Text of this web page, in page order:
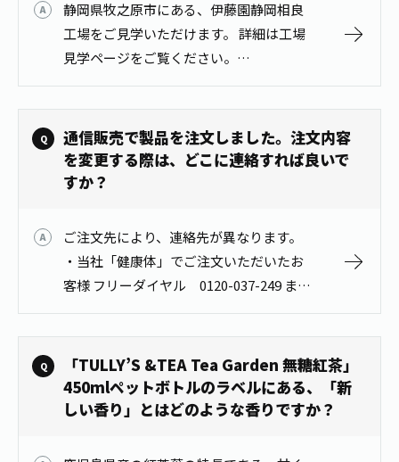
静岡県牧之原市にある、伊藤園静岡相良
工場をご見学いただけます。 詳細は工場
見学ページをご覧ください。
https://www.itoen.jp/factorytour/
通信販売で製品を注文しました。注文内容
を変更する際は、どこに連絡すれば良いで
すか？
ご注文先により、連絡先が異なります。
・当社「健康体」でご注文いただいたお
客様 フリーダイヤル 0120-037-249 また
は以下の「健康体」問い合わせページ
https://shop.itoen.jp/shop/co…
「TULLY’S &TEA Tea Garden 無糖紅茶」
450mlペットボトルのラベルにある、「新
しい香り」とはどのような香りですか？